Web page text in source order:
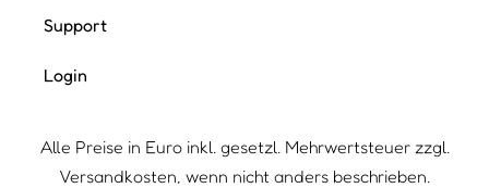
Support
Login
Alle Preise in Euro inkl. gesetzl. Mehrwertsteuer zzgl.
Versandkosten, wenn nicht anders beschrieben.